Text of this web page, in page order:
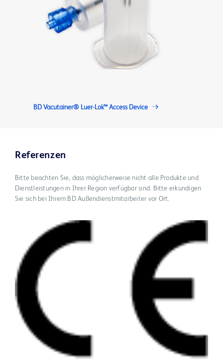
BD Vacutainer® Luer-Lok™ Access Device
Referenzen
Bitte beachten Sie, dass möglicherweise nicht alle Produkte und
Dienstleistungen in Ihrer Region verfügbar sind. Bitte erkundigen
Sie sich bei Ihrem BD Außendienstmitarbeiter vor Ort.